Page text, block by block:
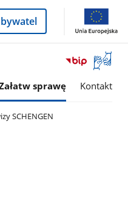
Otwórz
okno
z
sprawę Kontakt
SCHENGEN